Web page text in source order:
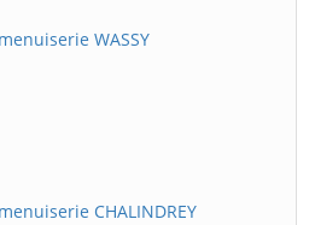
WASSY
CHALINDREY